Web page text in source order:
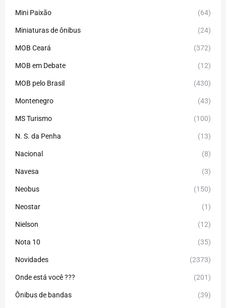
Mini Paixão (64)
Miniaturas de ônibus (24)
MOB Ceará (372)
MOB em Debate (12)
MOB pelo Brasil (430)
Montenegro (43)
MS Turismo (100)
N. S. da Penha (13)
Nacional (8)
Navesa (3)
Neobus (150)
Neostar (1)
Nielson (12)
Nota 10 (35)
Novidades (2373)
Onde está você ??? (201)
Ônibus de bandas (39)